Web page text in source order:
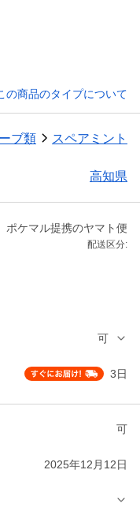
の商品のタイプについて
ブ類 スペアミント
高知県
ポケマル提携のヤマト便
配送区分:
可
3日
可
2025年12月12日